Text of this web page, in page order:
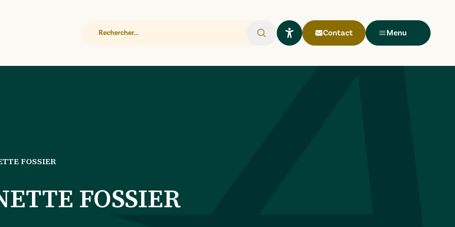
Rechercher
Ouvrir le widget Lisio
Contact Menu
FOSSIER
FOSSIER